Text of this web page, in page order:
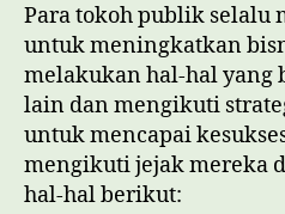
Para tokoh publik selalu
untuk meningkatkan
melakukan hal-hal yang
lain dan mengikuti
untuk mencapai
mengikuti jejak mereka
hal-hal berikut: